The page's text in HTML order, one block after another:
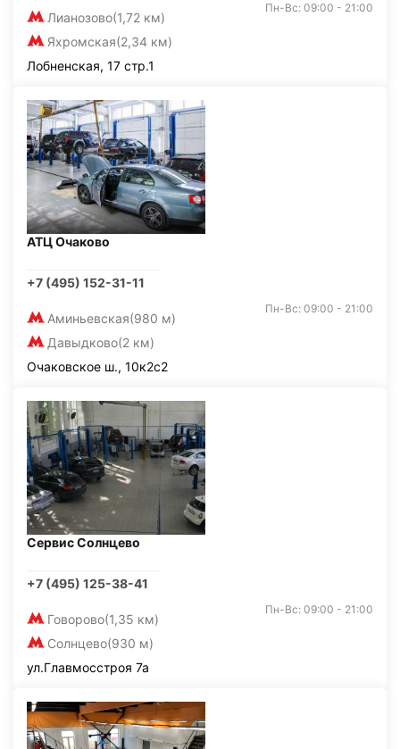
Лианозово(1,72 км)
Яхромская(2,34 км)
Пн-Вс: 09:00 - 21:00
Лобненская, 17 стр.1
АТЦ Очаково
+7 (495) 152-31-11
Аминьевская(980 м)
Давыдково(2 км)
Пн-Вс: 09:00 - 21:00
Очаковское ш., 10к2с2
Сервис Солнцево
+7 (495) 125-38-41
Говорово(1,35 км)
Солнцево(930 м)
Пн-Вс: 09:00 - 21:00
ул.Главмосстроя 7а